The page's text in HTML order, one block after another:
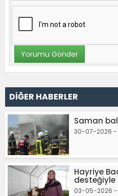
DİĞER HABERLER
Saman
30-07-2026 -
Hayriye
desteğiyle
03-05-2026 -